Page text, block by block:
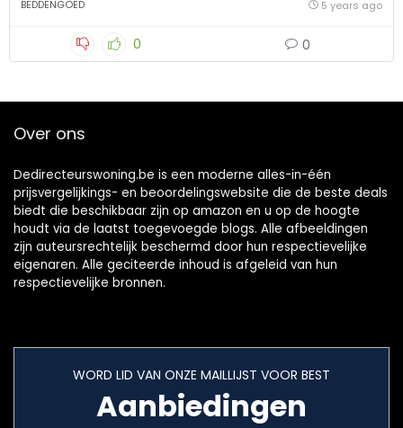
BEDDENGOED 5 years ago
0 0
Over ons
Dedirecteurswoning.be is een moderne alles-in-één
prijsvergelijkings- en beoordelingswebsite die de beste deals
biedt die beschikbaar zijn op amazon en u op de hoogte
houdt via de laatst toegevoegde blogs. Alle afbeeldingen
zijn auteursrechtelijk beschermd door hun respectievelijke
eigenaren. Alle geciteerde inhoud is afgeleid van hun
respectievelijke bronnen.
WORD LID VAN ONZE MAILLIJST VOOR BEST
Aanbiedingen